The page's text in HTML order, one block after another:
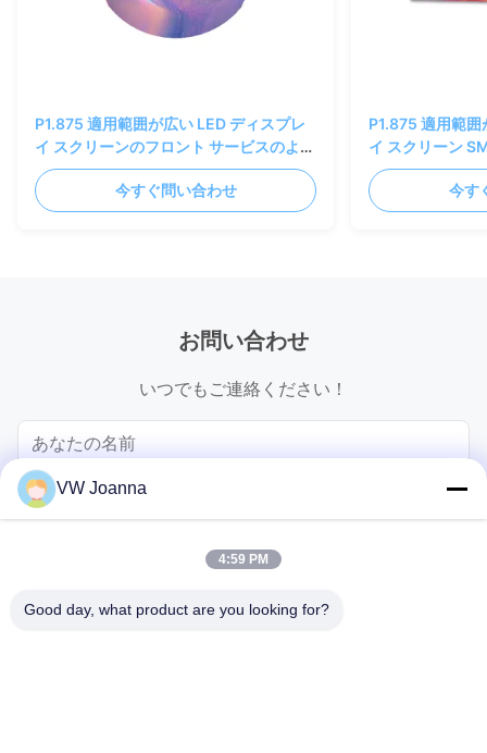
P1.875 適用範囲が広い LED ディスプレ
イ スクリーンのフロント サービスのよい
熱放散 3840 Hz
今すぐ問い合わせ
P1.875 適用範囲
イ スクリーン
Creative
今す
お問い合わせ
いつでもご連絡ください！
VW Joanna
4:59 PM
Good day, what product are you looking for?